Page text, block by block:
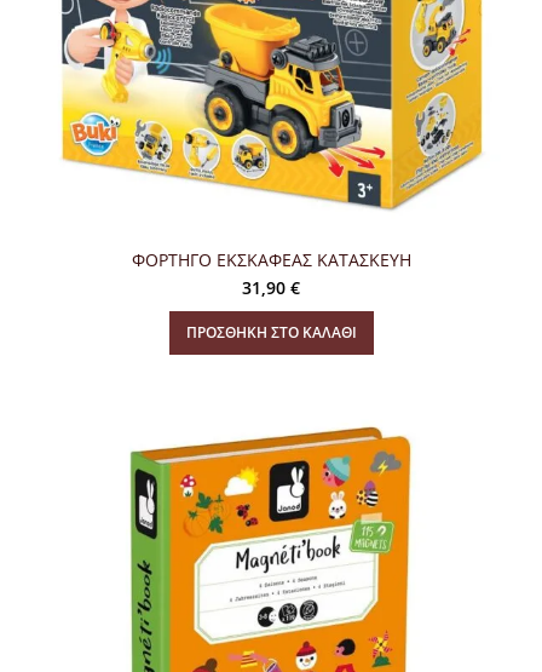
ΦΟΡΤΗΓΟ ΕΚΣΚΑΦΕΑΣ ΚΑΤΑΣΚΕΥΗ
31,90 €
ΠΡΟΣΘΉΚΗ ΣΤΟ ΚΑΛΆΘΙ